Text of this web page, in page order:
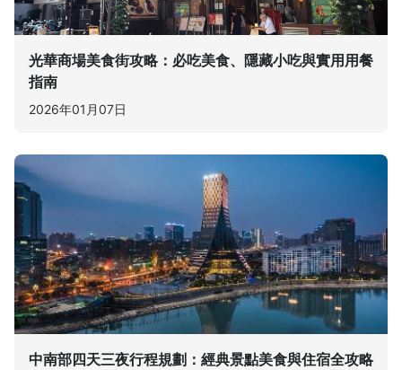
光華商場美食街攻略：必吃美食、隱藏小吃與實用用餐
指南
2026年01月07日
中南部四天三夜行程規劃：經典景點美食與住宿全攻略